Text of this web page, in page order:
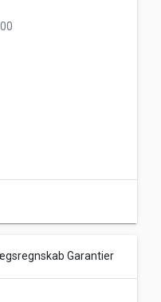
Garantier